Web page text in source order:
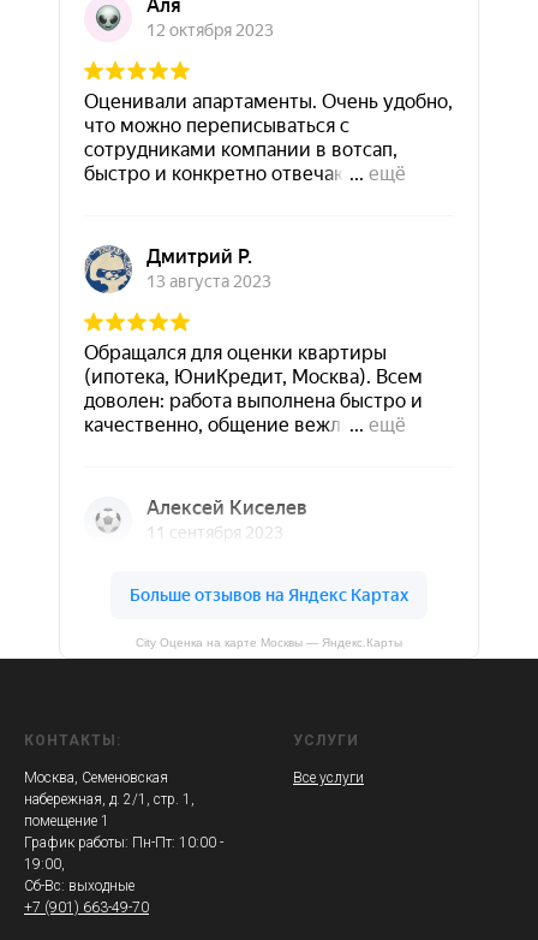
City Оценка на карте Москвы — Яндекс.Карты
КОНТАКТЫ:
Москва, Семеновская
набережная, д. 2/1, стр. 1,
помещение 1
График работы: Пн-Пт: 10:00 -
19:00,
Сб-Вс: выходные
+7 (901) 663-49-70
УСЛУГИ
Все услуги